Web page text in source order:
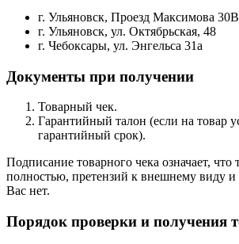
г. Ульяновск, Проезд Максимова 30В
г. Ульяновск, ул. Октябрьская, 48
г. Чебоксары, ул. Энгельса 31а
Документы при получении
Товарный чек.
Гарантийный талон (если на товар
гарантийный срок).
Подписание товарного чека означает,
полностью, претензий к внешнему виду и
Вас нет.
Порядок проверки и получения